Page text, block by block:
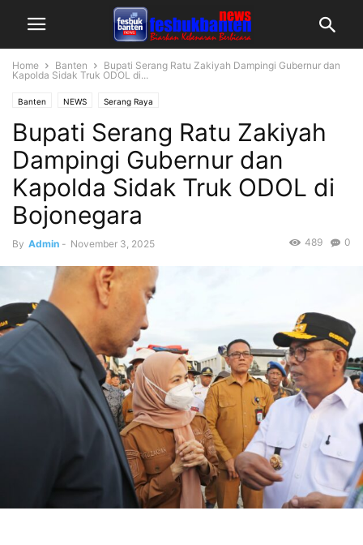
Home Banten
Bupati Serang Ratu Zakiyah Dampingi Gubernur dan
Kapolda Sidak Truk ODOL di...
Banten NEWS Serang Raya
Bupati Serang Ratu Zakiyah
Dampingi Gubernur dan
Kapolda Sidak Truk ODOL di
Bojonegara
By Admin - November 3, 2025 0
489